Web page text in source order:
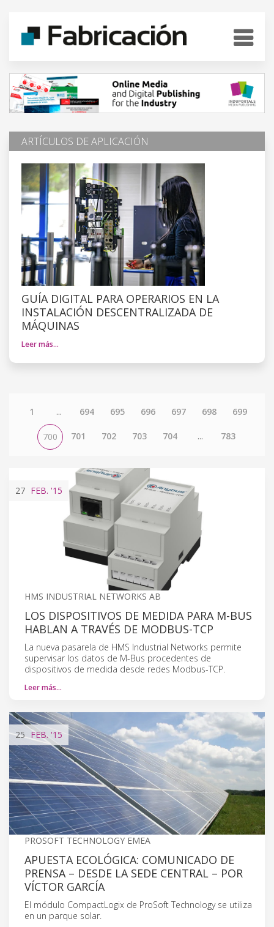
ARTÍCULOS DE APLICACIÓN
GUÍA DIGITAL PARA OPERARIOS EN LA
INSTALACIÓN DESCENTRALIZADA DE
MÁQUINAS
Leer más…
1 ... 694 695 696 697 698 699
700 701 702 703 704 ... 783
27 FEB. '15
HMS INDUSTRIAL NETWORKS AB
LOS DISPOSITIVOS DE MEDIDA PARA M-BUS
HABLAN A TRAVÉS DE MODBUS-TCP
La nueva pasarela de HMS Industrial Networks permite
supervisar los datos de M-Bus procedentes de
dispositivos de medida desde redes Modbus-TCP.
Leer más…
25 FEB. '15
PROSOFT TECHNOLOGY EMEA
APUESTA ECOLÓGICA: COMUNICADO DE
PRENSA – DESDE LA SEDE CENTRAL – POR
VÍCTOR GARCÍA
El módulo CompactLogix de ProSoft Technology se utiliza
en un parque solar.